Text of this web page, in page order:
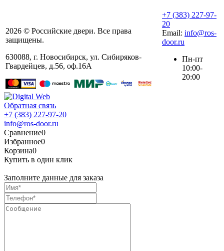
2026 © Российские двери. Все права
защищены.
630088, г. Новосибирск, ул. ​Сибиряков-
Гвардейцев, д.56​, оф.16А
+7 (383) 227-97-
20
Email: info@ros-
door.ru
Пн-пт
10:00-
20:00
Обратная связь
+7 (383) 227-97-20
info@ros-door.ru
Сравнение0
Избранное0
Корзина0
Купить в один клик
Заполните данные для заказа